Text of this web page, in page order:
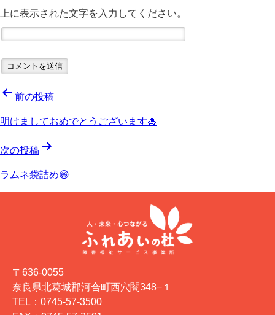
上に表示された文字を入力してください。
投
稿
ン
前の投稿
明けましておめでとうございます🎍
次の投稿
ラムネ袋詰め😄
〒636-0055
奈良県北葛城郡河合町西穴闇348−１
TEL：0745-57-3500